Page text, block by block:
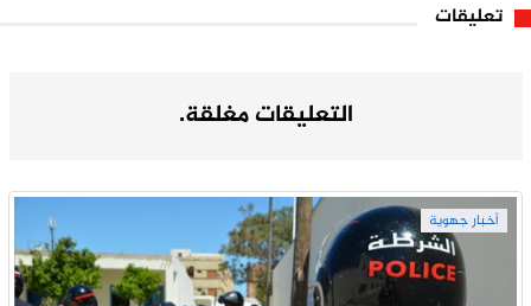
تعليقات
التعليقات مغلقة.
أخبار جهوية